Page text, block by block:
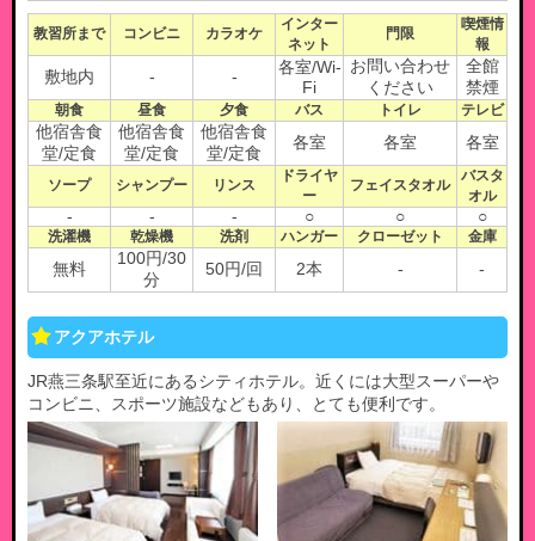
教習所まで コンビニ カラオケ
インター
ネット
門限
喫煙情
報
敷地内 - -
各室/Wi-
Fi
お問い合わせ
ください
全館
禁煙
朝食 昼食 夕食 バス トイレ テレビ
他宿舎食
堂/定食
他宿舎食
堂/定食
他宿舎食
堂/定食
各室 各室 各室
ソープ シャンプー リンス
ドライヤ
ー
フェイスタオル
バスタ
オル
- - - ○ ○ ○
洗濯機 乾燥機 洗剤 ハンガー クローゼット 金庫
無料
100円/30
分
50円/回 2本 - -
アクアホテル
JR燕三条駅至近にあるシティホテル。近くには大型スーパーや
コンビニ、スポーツ施設などもあり、とても便利です。